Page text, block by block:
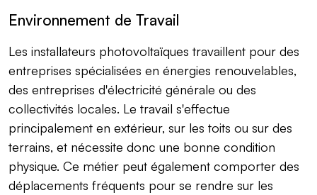
Environnement de Travail
Les installateurs photovoltaïques travaillent pour des
entreprises spécialisées en énergies renouvelables,
des entreprises d'électricité générale ou des
collectivités locales. Le travail s'effectue
principalement en extérieur, sur les toits ou sur des
terrains, et nécessite donc une bonne condition
physique. Ce métier peut également comporter des
déplacements fréquents pour se rendre sur les